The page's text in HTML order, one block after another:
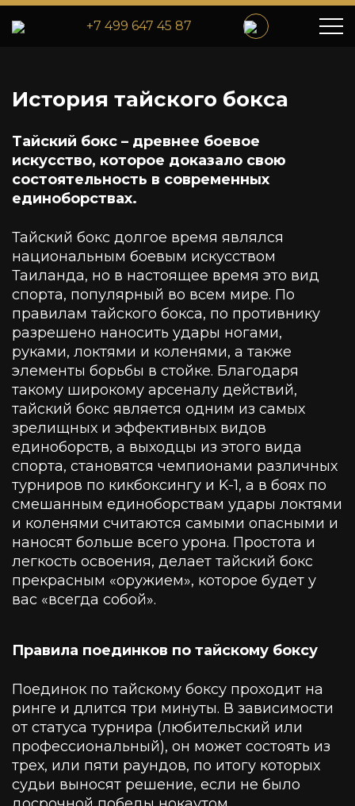
+7 499 647 45 87
История тайского бокса
Тайский бокс – древнее боевое
искусство, которое доказало свою
состоятельность в современных
единоборствах.
Тайский бокс долгое время являлся
национальным боевым искусством
Таиланда, но в настоящее время это вид
спорта, популярный во всем мире. По
правилам тайского бокса, по противнику
разрешено наносить удары ногами,
руками, локтями и коленями, а также
элементы борьбы в стойке. Благодаря
такому широкому арсеналу действий,
тайский бокс является одним из самых
зрелищных и эффективных видов
единоборств, а выходцы из этого вида
спорта, становятся чемпионами различных
турниров по кикбоксингу и K-1, а в боях по
смешанным единоборствам удары локтями
и коленями считаются самыми опасными и
наносят больше всего урона. Простота и
легкость освоения, делает тайский бокс
прекрасным «оружием», которое будет у
вас «всегда собой».
Правила поединков по тайскому боксу
Поединок по тайскому боксу проходит на
ринге и длится три минуты. В зависимости
от статуса турнира (любительский или
профессиональный), он может состоять из
трех, или пяти раундов, по итогу которых
судьи выносят решение, если не было